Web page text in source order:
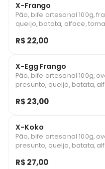
X-Frango
Pão, bife artesanal 100g,
queijo, batata, alface,
R$ 22,00
X-Egg Frango
Pão, bife artesanal 100g,
presunto, queijo, batata,
R$ 23,00
X-Koko
Pão, bife artesanal 100g,
presunto, queijo, batata,
R$ 27,00